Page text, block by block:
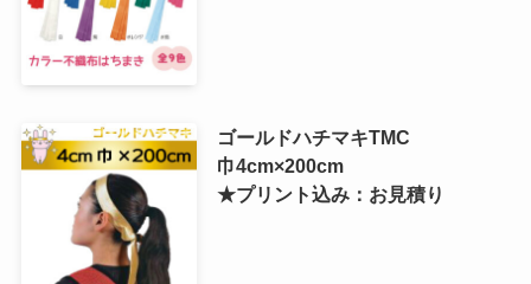
ゴールドハチマキTMC
巾4cm×200cm
★プリント込み：お見積り